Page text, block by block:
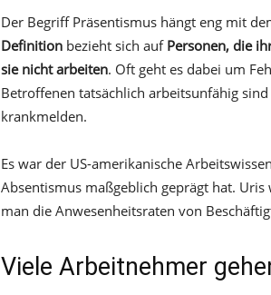
Der Begriff Präsentismus hängt eng mit
Definition bezieht sich auf Personen, die
sie nicht arbeiten. Oft geht es dabei um
Betroffenen tatsächlich arbeitsunfähig
krankmelden.
Es war der US-amerikanische
Absentismus maßgeblich geprägt hat. Uris
man die Anwesenheitsraten von
Viele Arbeitnehmer